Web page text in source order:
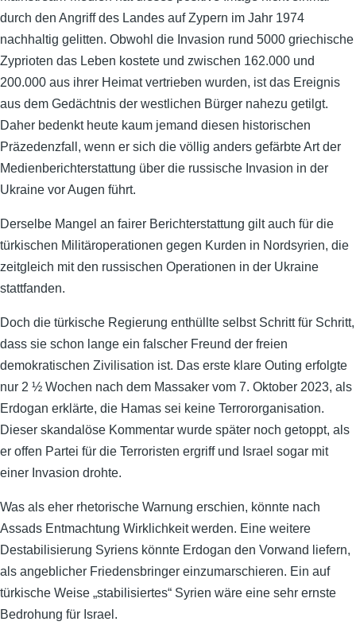
durch den Angriff des Landes auf Zypern im Jahr 1974
nachhaltig gelitten. Obwohl die Invasion rund 5000 griechische
Zyprioten das Leben kostete und zwischen 162.000 und
200.000 aus ihrer Heimat vertrieben wurden, ist das Ereignis
aus dem Gedächtnis der westlichen Bürger nahezu getilgt.
Daher bedenkt heute kaum jemand diesen historischen
Präzedenzfall, wenn er sich die völlig anders gefärbte Art der
Medienberichterstattung über die russische Invasion in der
Ukraine vor Augen führt.
Derselbe Mangel an fairer Berichterstattung gilt auch für die
türkischen Militäroperationen gegen Kurden in Nordsyrien, die
zeitgleich mit den russischen Operationen in der Ukraine
stattfanden.
Doch die türkische Regierung enthüllte selbst Schritt für Schritt,
dass sie schon lange ein falscher Freund der freien
demokratischen Zivilisation ist. Das erste klare Outing erfolgte
nur 2 ½ Wochen nach dem Massaker vom 7. Oktober 2023, als
Erdogan erklärte, die Hamas sei keine Terrororganisation.
Dieser skandalöse Kommentar wurde später noch getoppt, als
er offen Partei für die Terroristen ergriff und Israel sogar mit
einer Invasion drohte.
Was als eher rhetorische Warnung erschien, könnte nach
Assads Entmachtung Wirklichkeit werden. Eine weitere
Destabilisierung Syriens könnte Erdogan den Vorwand liefern,
als angeblicher Friedensbringer einzumarschieren. Ein auf
türkische Weise „stabilisiertes“ Syrien wäre eine sehr ernste
Bedrohung für Israel.